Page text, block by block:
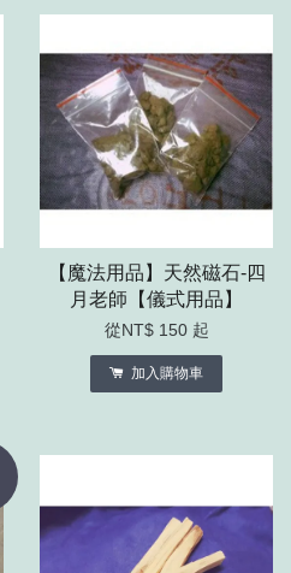
【魔法用品】天然磁石-四
月老師【儀式用品】
從NT$ 150 起
加入購物車